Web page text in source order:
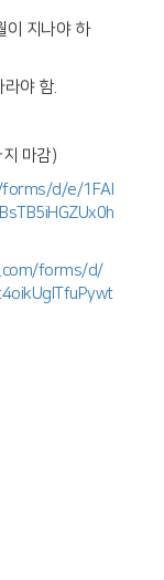
이 지나야 하
야 함.
마감)
d/e/1FAI
forms/d/